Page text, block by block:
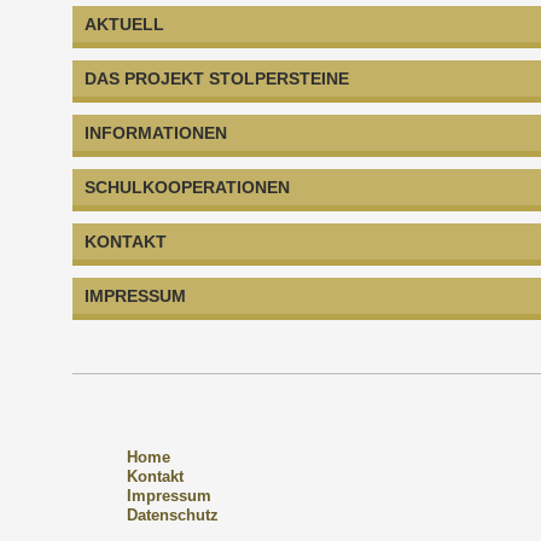
AKTUELL
DAS PROJEKT STOLPERSTEINE
INFORMATIONEN
SCHULKOOPERATIONEN
KONTAKT
IMPRESSUM
Home
Kontakt
Impressum
Datenschutz